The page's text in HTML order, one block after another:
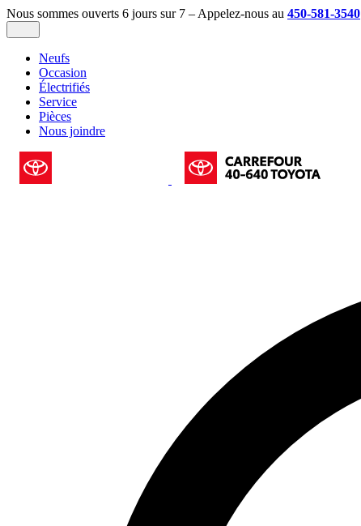
Nous sommes ouverts 6 jours sur 7 – Appelez-nous au 450-581-3540
Neufs
Occasion
Électrifiés
Service
Pièces
Nous joindre